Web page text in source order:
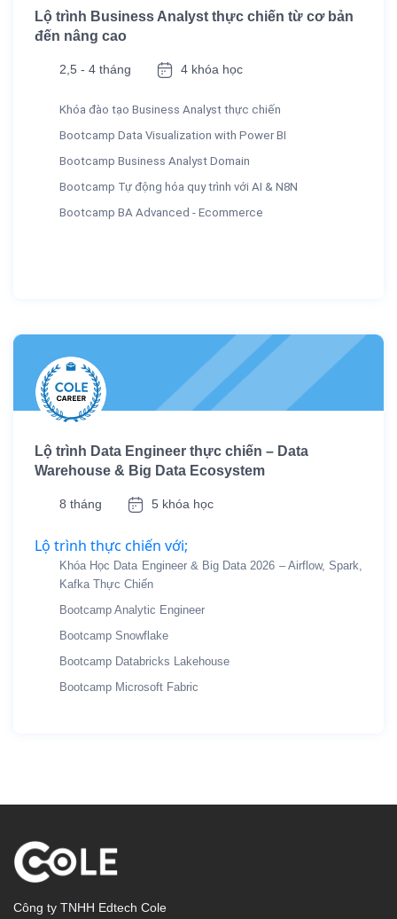
Lộ trình Business Analyst thực chiến từ cơ bản
đến nâng cao
2,5 - 4 tháng 4 khóa học
Khóa đào tạo Business Analyst thực chiến
Bootcamp Data Visualization with Power BI
Bootcamp Business Analyst Domain
Bootcamp Tự động hóa quy trình với AI & N8N
Bootcamp BA Advanced - Ecommerce
Lộ trình Data Engineer thực chiến – Data
Warehouse & Big Data Ecosystem
8 tháng 5 khóa học
Lộ trình thực chiến với;
Khóa Học Data Engineer & Big Data 2026 – Airflow, Spark,
Kafka Thực Chiến
Bootcamp Analytic Engineer
Bootcamp Snowflake
Bootcamp Databricks Lakehouse
Bootcamp Microsoft Fabric
Công ty TNHH Edtech Cole